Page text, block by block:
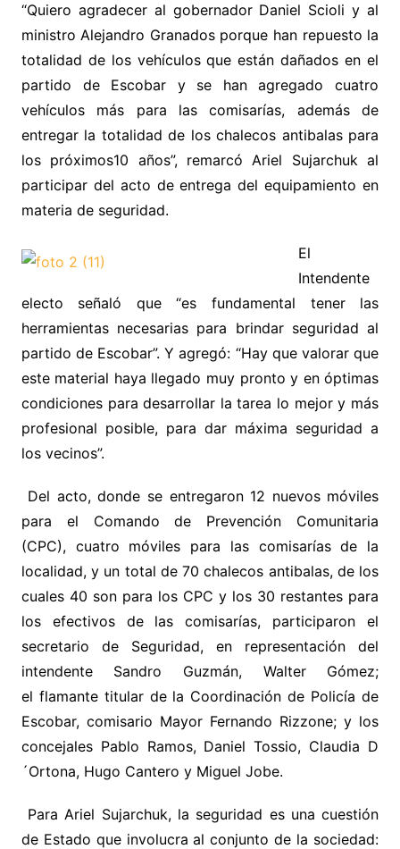
“Quiero agradecer al gobernador Daniel Scioli y al
ministro Alejandro Granados porque han repuesto la
totalidad de los vehículos que están dañados en el
partido de Escobar y se han agregado cuatro
vehículos más para las comisarías, además de
entregar la totalidad de los chalecos antibalas para
los próximos10 años”, remarcó Ariel Sujarchuk al
participar del acto de entrega del equipamiento en
materia de seguridad.
El
Intendente
electo señaló que “es fundamental tener las
herramientas necesarias para brindar seguridad al
partido de Escobar”. Y agregó: “Hay que valorar que
este material haya llegado muy pronto y en óptimas
condiciones para desarrollar la tarea lo mejor y más
profesional posible, para dar máxima seguridad a
los vecinos”.
Del acto, donde se entregaron 12 nuevos móviles
para el Comando de Prevención Comunitaria
(CPC), cuatro móviles para las comisarías de la
localidad, y un total de 70 chalecos antibalas, de los
cuales 40 son para los CPC y los 30 restantes para
los efectivos de las comisarías, participaronel
secretario de Seguridad, en representación del
intendente Sandro Guzmán, Walter Gómez;
el flamante titular de la Coordinación de Policía de
Escobar, comisario Mayor Fernando Rizzone; y los
concejales Pablo Ramos, Daniel Tossio, Claudia D
´Ortona, Hugo Cantero y Miguel Jobe.
Para Ariel Sujarchuk, la seguridad es una cuestión
de Estado que involucra al conjunto de la sociedad: